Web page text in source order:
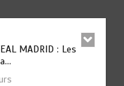
MADRID : Les